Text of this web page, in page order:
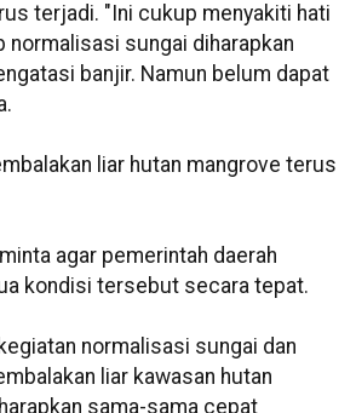
terjadi. "Ini cukup menyakiti hati
normalisasi sungai diharapkan
banjir. Namun belum dapat
liar hutan mangrove terus
agar pemerintah daerah
kondisi tersebut secara tepat.
normalisasi sungai dan
liar kawasan hutan
sama-sama cepat